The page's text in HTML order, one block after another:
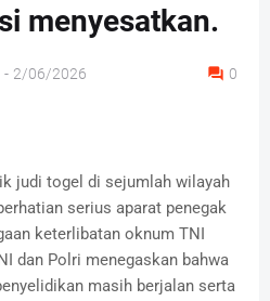
menyesatkan.
- 2/06/2026 0
judi togel di sejumlah wilayah
serius aparat penegak
keterlibatan oknum TNI
dan Polri menegaskan bahwa
masih berjalan serta